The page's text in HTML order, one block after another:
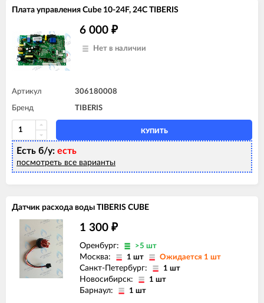
Плата управления Cube 10-24F, 24C TIBERIS
6 000 ₽
Нет в наличии
Артикул 306180008
Бренд TIBERIS
КУПИТЬ
Есть б/у: есть
посмотреть все варианты
Датчик расхода воды TIBERIS CUBE
1 300 ₽
Оренбург: >5 шт
Москва: 1 шт Ожидается 1 шт
Санкт-Петербург: 1 шт
Новосибирск: 1 шт
Барнаул: 1 шт